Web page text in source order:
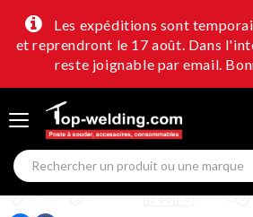
Les expéditions sont
et reprendront le 17 août. Dans
reste joignable par email.